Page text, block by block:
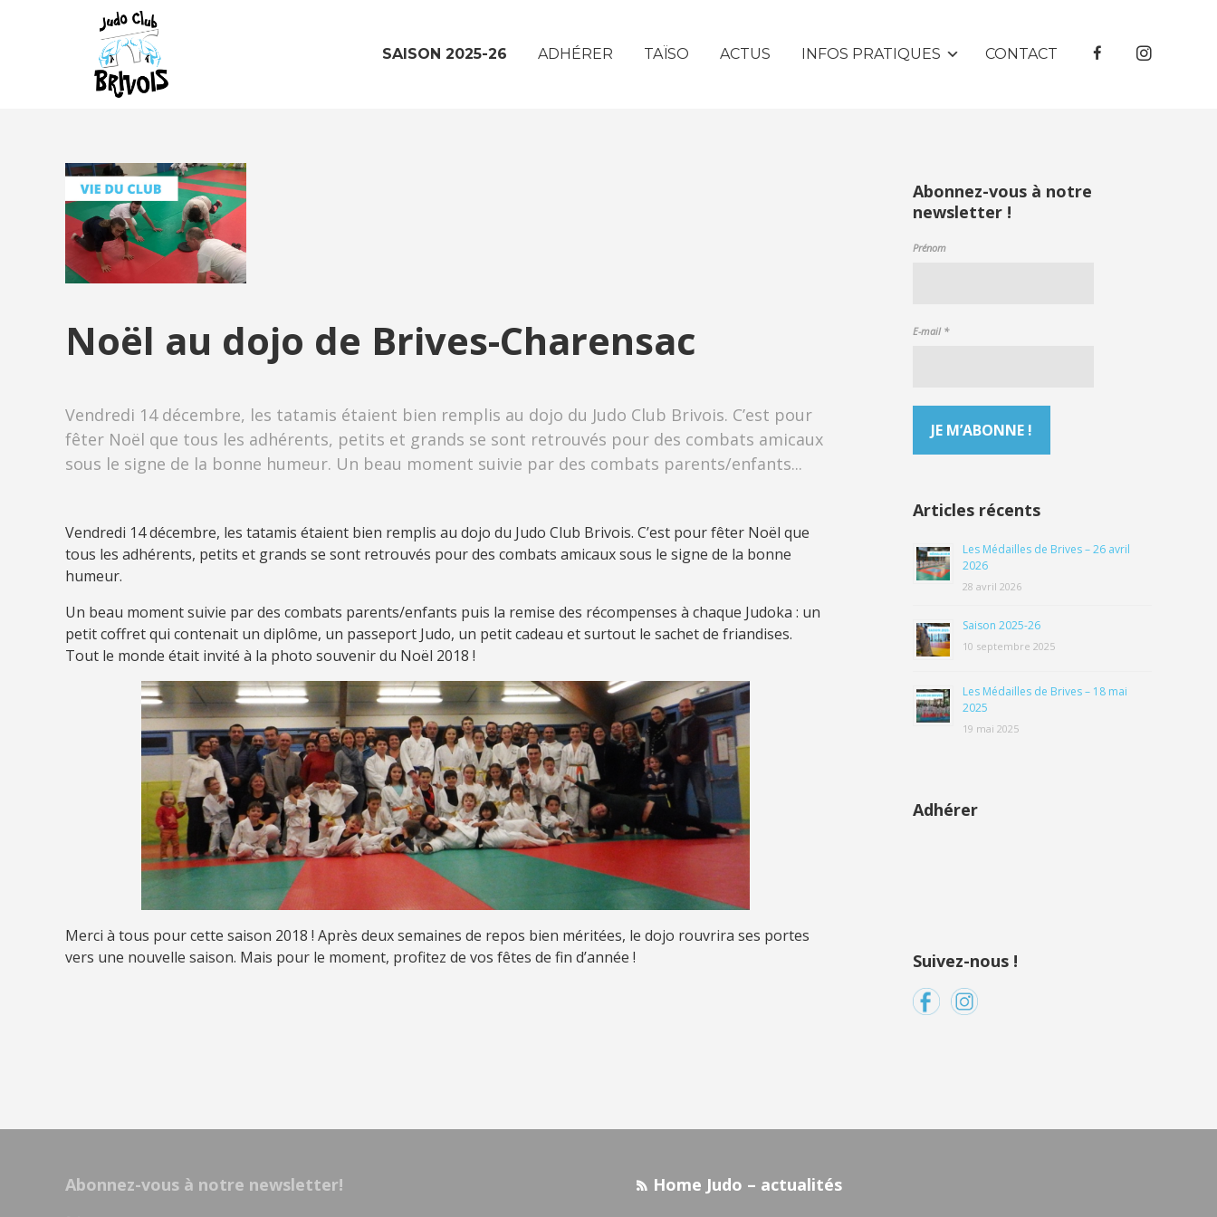
SAISON 2025-26 ADHÉRER TAÏSO ACTUS INFOS PRATIQUES CONTACT
Noël au dojo de Brives-Charensac
Vendredi 14 décembre, les tatamis étaient bien remplis au dojo du Judo Club Brivois. C’est pour
fêter Noël que tous les adhérents, petits et grands se sont retrouvés pour des combats amicaux
sous le signe de la bonne humeur. Un beau moment suivie par des combats parents/enfants...
Vendredi 14 décembre, les tatamis étaient bien remplis au dojo du Judo Club Brivois. C’est pour fêter Noël que
tous les adhérents, petits et grands se sont retrouvés pour des combats amicaux sous le signe de la bonne
humeur.
Un beau moment suivie par des combats parents/enfants puis la remise des récompenses à chaque Judoka : un
petit coffret qui contenait un diplôme, un passeport Judo, un petit cadeau et surtout le sachet de friandises.
Tout le monde était invité à la photo souvenir du Noël 2018 !
Merci à tous pour cette saison 2018 ! Après deux semaines de repos bien méritées, le dojo rouvrira ses portes
vers une nouvelle saison. Mais pour le moment, profitez de vos fêtes de fin d’année !
Abonnez-vous à notre
newsletter !
Prénom
E-mail *
Articles récents
Les Médailles de Brives – 26 avril
2026
28 avril 2026
Saison 2025-26
10 septembre 2025
Les Médailles de Brives – 18 mai
2025
19 mai 2025
Adhérer
Suivez-nous !
Abonnez-vous à notre newsletter! Home Judo – actualités